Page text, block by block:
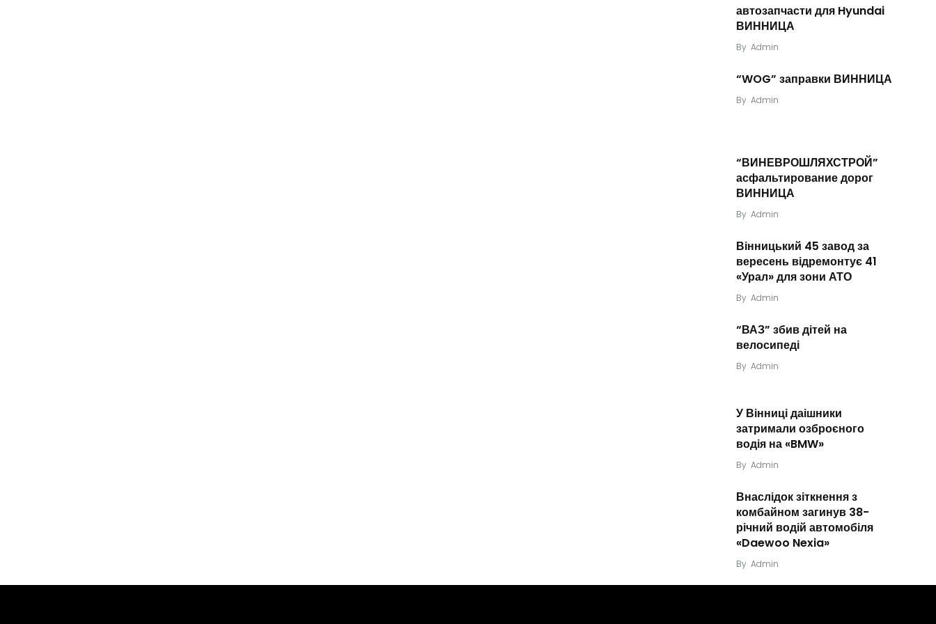
автозапчасти для Hyundai
ВИННИЦА
By Admin
“WOG” заправки ВИННИЦА
By Admin
“ВИНЕВРОШЛЯХСТРОЙ”
асфальтирование дорог
ВИННИЦА
By Admin
Вінницький 45 завод за
вересень відремонтує 41
«Урал» для зони АТО
By Admin
“ВАЗ” збив дітей на
велосипеді
By Admin
У Вінниці даішники
затримали озброєного
водія на «BMW»
By Admin
Внаслідок зіткнення з
комбайном загинув 38-
річний водій автомобіля
«Daewoo Nexia»
By Admin